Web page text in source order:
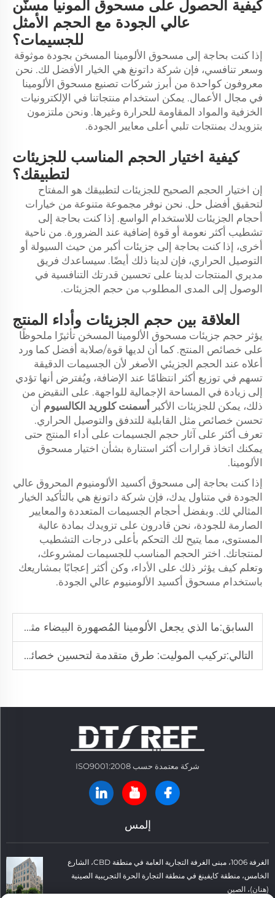
كيفية الحصول على مسحوق ألمونيا مسنّن
عالي الجودة مع الحجم الأمثل
للجسيمات؟
إذا كنت بحاجة إلى مسحوق الألومينا المسخن بجودة موثوقة
وسعر تنافسي، فإن شركة داتونغ هي الخيار الأفضل لك. نحن
معروفون كواحدة من أبرز شركات تصنيع مسحوق الألومينا
في مجال الأعمال. يمكن استخدام منتجاتنا في الإلكترونيات
الخزفية والمواد المقاومة للحرارة وغيرها. ونحن ملتزمون
بتزويدك بمنتجات تلبي أعلى معايير الجودة.
كيفية اختيار الحجم المناسب للجزيئات
لتطبيقك؟
إن اختيار الحجم الصحيح للجزيئات لتطبيقك هو المفتاح
لتحقيق أفضل حل. نحن نوفر مجموعة متنوعة من خيارات
أحجام الجزيئات للاستخدام الواسع. إذا كنت بحاجة إلى
تشطيب أكثر نعومة أو قوة إضافية عند الضرورة. من ناحية
أخرى، إذا كنت بحاجة إلى جزيئات أكبر من حيث السيولة أو
التوصيل الحراري، فإن لدينا ذلك أيضًا. سيساعدك فريق
مديري المنتجات لدينا على تحسين قدرتك التنافسية في
الوصول إلى المدى المطلوب من حجم الجزيئات.
العلاقة بين حجم الجزيئات وأداء المنتج
يؤثر حجم جزيئات مسحوق الألومينا المسخن تأثيرًا ملحوظًا
على خصائص المنتج. كما أن لديها قوة/صلابة أفضل كما ورد
أعلاه عند الحجم الجزيئي الأصغر لأن الجسيمات الدقيقة
تسهم في توزيع أكثر انتظامًا عند الإضافة، ويُفترض أنها تؤدي
إلى زيادة في المساحة الإجمالية للواجهة. على النقيض من
ذلك، يمكن للجزيئات الأكبر
أسمنت كلوريد الكالسيوم أن
تحسن خصائص مثل القابلية للتدفق والتوصيل الحراري.
تعرف أكثر على آثار حجم الجسيمات على أداء المنتج حتى
يمكنك اتخاذ قرارات أكثر استنارة بشأن اختيار مسحوق
الألومينا.
إذا كنت بحاجة إلى مسحوق أكسيد الألومنيوم المحروق عالي
الجودة في متناول يدك، فإن شركة داتونغ هي بالتأكيد الخيار
المثالي لك. وبفضل أحجام الجسيمات المتعددة والمعايير
الصارمة للجودة، نحن قادرون على تزويدك بمادة عالية
المستوى، مما يتيح لك التحكم بأعلى درجات التشطيب
لمنتجاتك. اختر الحجم المناسب للجسيمات لمشروعك،
وتعلم كيف يؤثر ذلك على الأداء، وكن أكثر إعجابًا بمشاريعك
باستخدام مسحوق أكسيد الألومنيوم عالي الجودة.
السابق:ما الذي يجعل الألومينا المُصهورة البيضاء مثالية للصقل الدقيق
التالي:تركيب الموليت: طرق متقدمة لتحسين خصائص المواد المقاومة للحرارة
شركة معتمدة حسب ISO9001:2008
إلمس
الغرفة 1006، مبنى الغرفة التجارية العامة في منطقة CBD، الشارع
الخامس، منطقة كايفينغ في منطقة التجارة الحرة التجريبية الصينية
(هنان)، الصين